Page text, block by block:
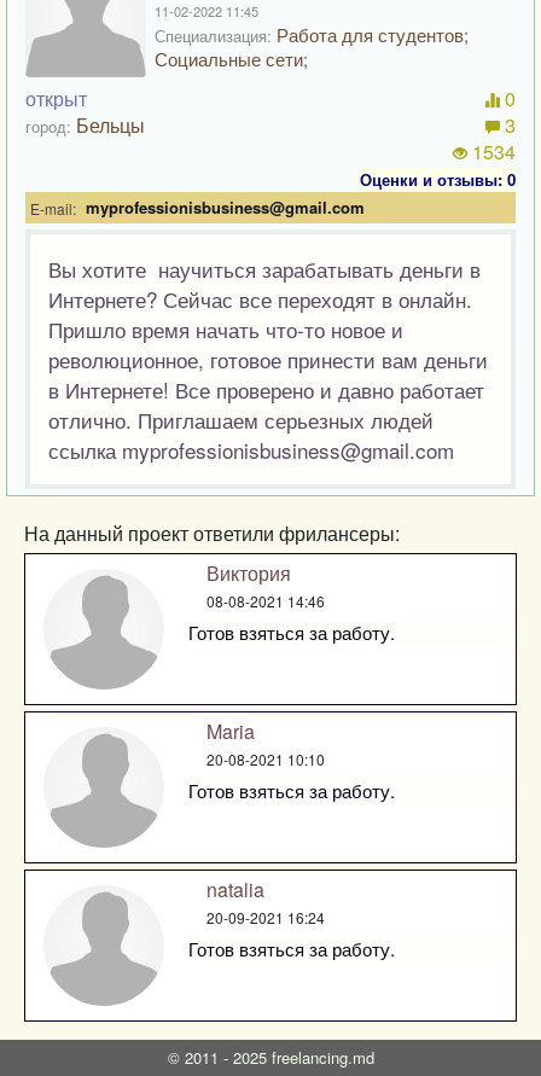
11-02-2022 11:45
Специализация: Работа для студентов;
Социальные сети;
открыт
город: Бельцы
0
3
1534
Оценки и отзывы: 0
E-mail: myprofessionisbusiness@gmail.com
Вы хотите научиться зарабатывать деньги в
Интернете? Сейчас все переходят в онлайн.
Пришло время начать что-то новое и
революционное, готовое принести вам деньги
в Интернете! Все проверено и давно работает
отлично. Приглашаем серьезных людей
ссылка myprofessionisbusiness@gmail.com
На данный проект ответили фрилансеры:
Виктория
08-08-2021 14:46
Готов взяться за работу.
Maria
20-08-2021 10:10
Готов взяться за работу.
natalia
20-09-2021 16:24
Готов взяться за работу.
© 2011 - 2025 freelancing.md